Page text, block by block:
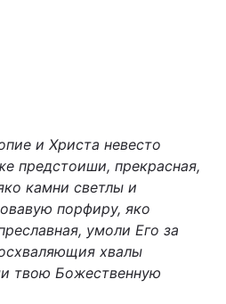
и Христа невесто
предстоиши, прекрасная,
камни светлы и
порфиру, яко
умоли Его за
хвалы
твою Божественную